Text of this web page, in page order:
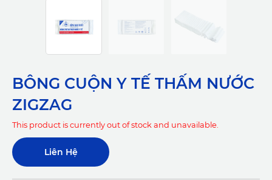
BÔNG CUỘN Y TẾ THẤM NƯỚC
ZIGZAG
This product is currently out of stock and unavailable.
Liên Hệ